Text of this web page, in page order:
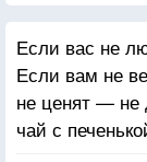
Если вас не
Если вам не
не ценят — не
чай с